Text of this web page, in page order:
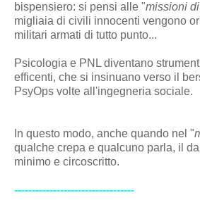
bispensiero: si pensi alle "missioni
migliaia di civili innocenti vengono
militari armati di tutto punto...
Psicologia e PNL diventano
efficenti, che si insinuano verso il
PsyOps volte all'ingegneria sociale.
In questo modo, anche quando nel "
qualche crepa e qualcuno parla, il
minimo e circoscritto.
----------------------------------